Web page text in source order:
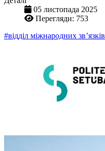
05 листопада 2025
Перегляди: 753
#відділ міжнародних зв’язків